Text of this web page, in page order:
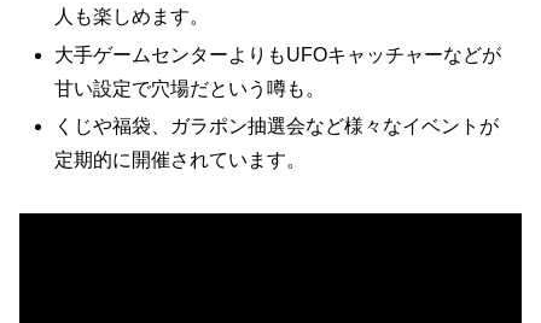
人も楽しめます。
大手ゲームセンターよりもUFOキャッチャーなどが
甘い設定で穴場だという噂も。
くじや福袋、ガラポン抽選会など様々なイベントが
定期的に開催されています。